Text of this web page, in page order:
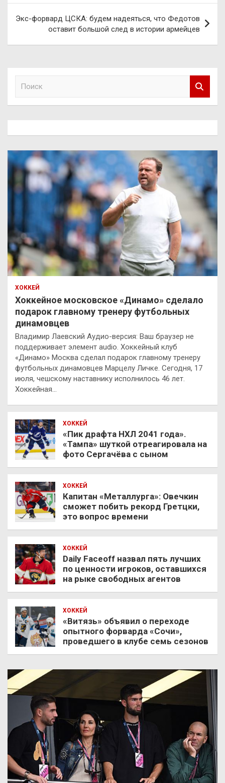
Экс-форвард ЦСКА: будем надеяться, что Федотов
оставит большой след в истории армейцев
ХОККЕЙ
Хоккейное московское «Динамо» сделало
подарок главному тренеру футбольных
динамовцев
Владимир Лаевский Аудио-версия: Ваш браузер не
поддерживает элемент audio. Хоккейный клуб
«Динамо» Москва сделал подарок главному тренеру
футбольных динамовцев Марцелу Личке. Сегодня, 17
июля, чешскому наставнику исполнилось 46 лет.
Хоккейная…
ХОККЕЙ
«Пик драфта НХЛ 2041 года».
«Тампа» шуткой отреагировала на
фото Сергачёва с сыном
ХОККЕЙ
Капитан «Металлурга»: Овечкин
сможет побить рекорд Гретцки,
это вопрос времени
ХОККЕЙ
Daily Faceoff назвал пять лучших
по ценности игроков, оставшихся
на рыке свободных агентов
ХОККЕЙ
«Витязь» объявил о переходе
опытного форварда «Сочи»,
проведшего в клубе семь сезонов